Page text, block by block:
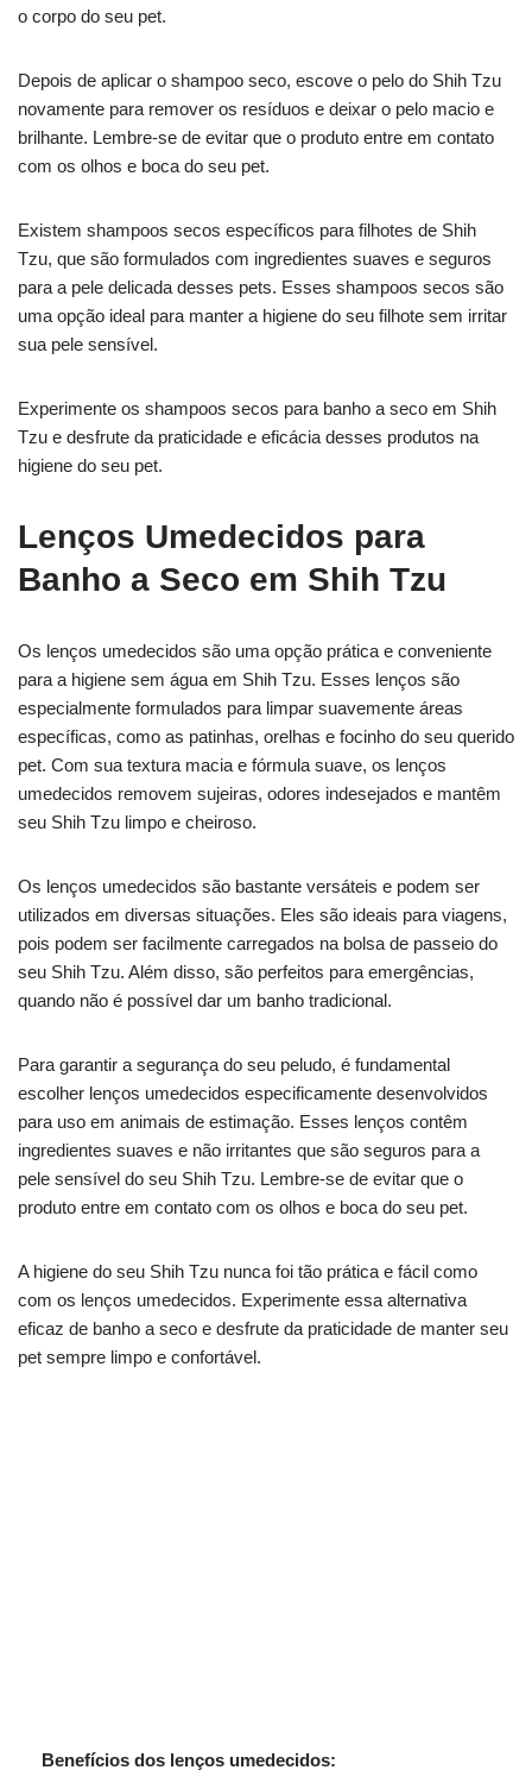
o corpo do seu pet.
Depois de aplicar o shampoo seco, escove o pelo do Shih Tzu
novamente para remover os resíduos e deixar o pelo macio e
brilhante. Lembre-se de evitar que o produto entre em contato
com os olhos e boca do seu pet.
Existem shampoos secos específicos para filhotes de Shih
Tzu, que são formulados com ingredientes suaves e seguros
para a pele delicada desses pets. Esses shampoos secos são
uma opção ideal para manter a higiene do seu filhote sem irritar
sua pele sensível.
Experimente os shampoos secos para banho a seco em Shih
Tzu e desfrute da praticidade e eficácia desses produtos na
higiene do seu pet.
Lenços Umedecidos para
Banho a Seco em Shih Tzu
Os lenços umedecidos são uma opção prática e conveniente
para a higiene sem água em Shih Tzu. Esses lenços são
especialmente formulados para limpar suavemente áreas
específicas, como as patinhas, orelhas e focinho do seu querido
pet. Com sua textura macia e fórmula suave, os lenços
umedecidos removem sujeiras, odores indesejados e mantêm
seu Shih Tzu limpo e cheiroso.
Os lenços umedecidos são bastante versáteis e podem ser
utilizados em diversas situações. Eles são ideais para viagens,
pois podem ser facilmente carregados na bolsa de passeio do
seu Shih Tzu. Além disso, são perfeitos para emergências,
quando não é possível dar um banho tradicional.
Para garantir a segurança do seu peludo, é fundamental
escolher lenços umedecidos especificamente desenvolvidos
para uso em animais de estimação. Esses lenços contêm
ingredientes suaves e não irritantes que são seguros para a
pele sensível do seu Shih Tzu. Lembre-se de evitar que o
produto entre em contato com os olhos e boca do seu pet.
A higiene do seu Shih Tzu nunca foi tão prática e fácil como
com os lenços umedecidos. Experimente essa alternativa
eficaz de banho a seco e desfrute da praticidade de manter seu
pet sempre limpo e confortável.
Benefícios dos lenços umedecidos: